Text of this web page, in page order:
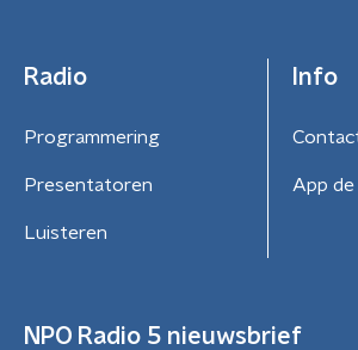
Radio
Programmering
Presentatoren
Luisteren
Info
App
NPO Radio 5 nieuwsbrief